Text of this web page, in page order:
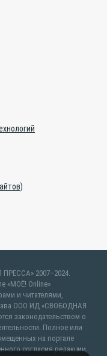
2007–2024.
«МОЁ! Online»
и читателями,
ООО ИД «СВОБОДНАЯ
законодательством о
Полное или
на портале
согласия редакции